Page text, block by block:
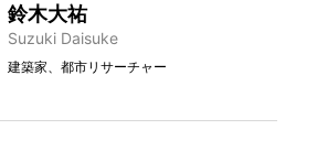
鈴木大祐
Suzuki Daisuke
建築家、都市リサーチャー